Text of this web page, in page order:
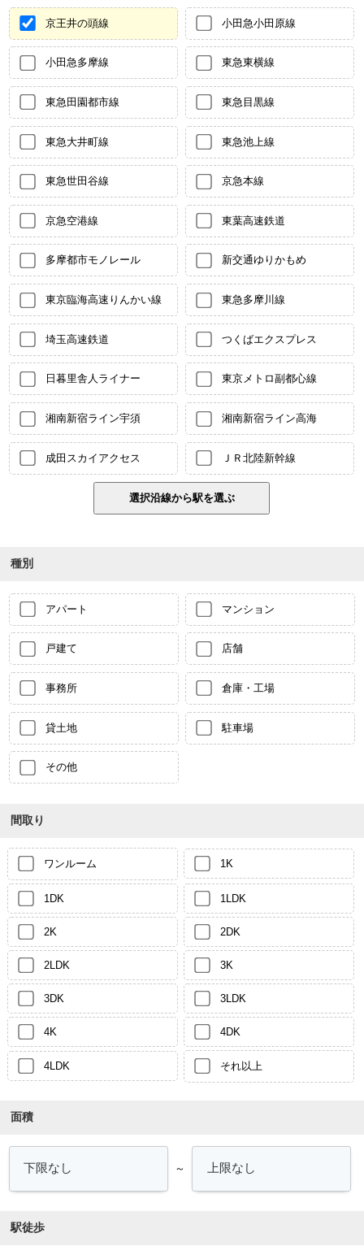
京王井の頭線 小田急小田原線
小田急多摩線 東急東横線
東急田園都市線 東急目黒線
東急大井町線 東急池上線
東急世田谷線 京急本線
京急空港線 東葉高速鉄道
多摩都市モノレール 新交通ゆりかもめ
東京臨海高速りんかい線 東急多摩川線
埼玉高速鉄道 つくばエクスプレス
日暮里舎人ライナー 東京メトロ副都心線
湘南新宿ライン宇須 湘南新宿ライン高海
成田スカイアクセス ＪＲ北陸新幹線
種別
アパート マンション
戸建て 店舗
事務所 倉庫・工場
貸土地 駐車場
その他
間取り
ワンルーム 1K
1DK 1LDK
2K 2DK
2LDK 3K
3DK 3LDK
4K 4DK
4LDK それ以上
面積
～
駅徒歩